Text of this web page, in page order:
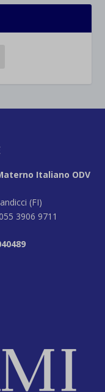
Italiano ODV
(FI)
3906 9711